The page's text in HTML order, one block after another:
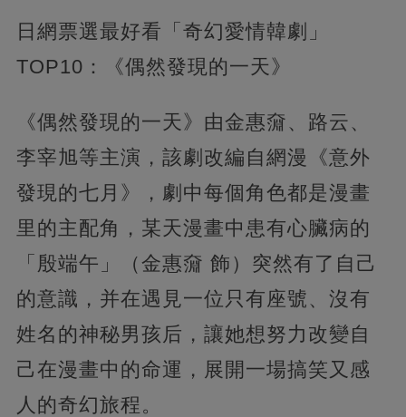
日網票選最好看「奇幻愛情韓劇」
TOP10：《偶然發現的一天》
《偶然發現的一天》由金惠奫、路云、
李宰旭等主演，該劇改編自網漫《意外
發現的七月》，劇中每個角色都是漫畫
里的主配角，某天漫畫中患有心臟病的
「殷端午」（金惠奫 飾）突然有了自己
的意識，并在遇見一位只有座號、沒有
姓名的神秘男孩后，讓她想努力改變自
己在漫畫中的命運，展開一場搞笑又感
人的奇幻旅程。